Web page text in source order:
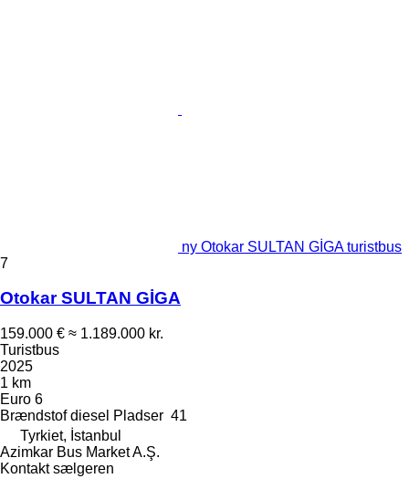
ny Otokar SULTAN GİGA turistbus
7
Otokar SULTAN GİGA
159.000 € ≈ 1.189.000 kr.
Turistbus
2025
1 km
Euro 6
Brændstof diesel Pladser 41
Tyrkiet, İstanbul
Azimkar Bus Market A.Ş.
Kontakt sælgeren